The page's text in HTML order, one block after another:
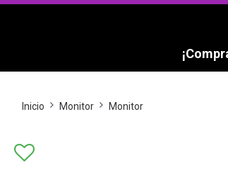
Inicio Monitor Monitor